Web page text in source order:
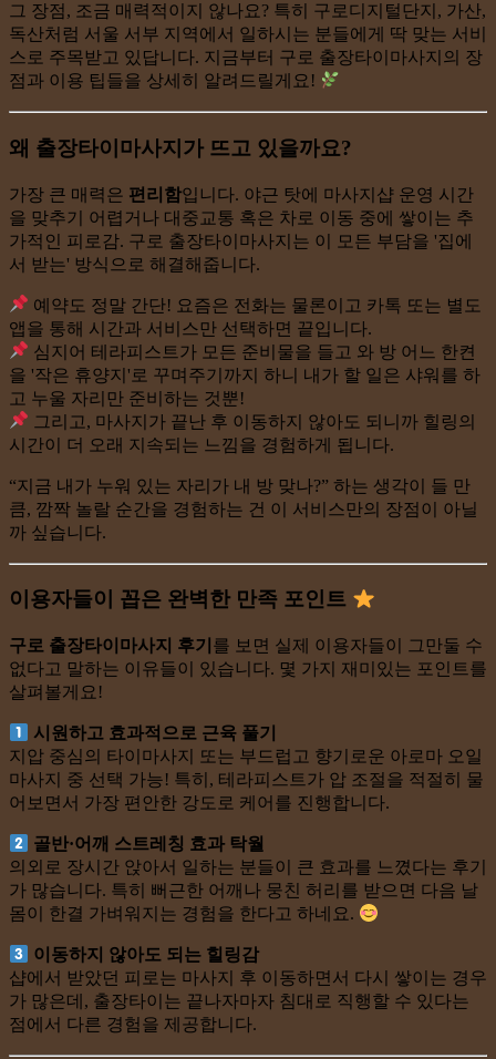
그 장점, 조금 매력적이지 않나요? 특히 구로디지털단지, 가산,
독산처럼 서울 서부 지역에서 일하시는 분들에게 딱 맞는 서비
스로 주목받고 있답니다. 지금부터 구로 출장타이마사지의 장
점과 이용 팁들을 상세히 알려드릴게요!
왜 출장타이마사지가 뜨고 있을까요?
가장 큰 매력은 편리함입니다. 야근 탓에 마사지샵 운영 시간
을 맞추기 어렵거나 대중교통 혹은 차로 이동 중에 쌓이는 추
가적인 피로감. 구로 출장타이마사지는 이 모든 부담을 '집에
서 받는' 방식으로 해결해줍니다.
예약도 정말 간단! 요즘은 전화는 물론이고 카톡 또는 별도
앱을 통해 시간과 서비스만 선택하면 끝입니다.
심지어 테라피스트가 모든 준비물을 들고 와 방 어느 한켠
을 '작은 휴양지'로 꾸며주기까지 하니 내가 할 일은 샤워를 하
고 누울 자리만 준비하는 것뿐!
그리고, 마사지가 끝난 후 이동하지 않아도 되니까 힐링의
시간이 더 오래 지속되는 느낌을 경험하게 됩니다.
“지금 내가 누워 있는 자리가 내 방 맞나?” 하는 생각이 들 만
큼, 깜짝 놀랄 순간을 경험하는 건 이 서비스만의 장점이 아닐
까 싶습니다.
이용자들이 꼽은 완벽한 만족 포인트
구로 출장타이마사지 후기 를 보면 실제 이용자들이 그만둘 수
없다고 말하는 이유들이 있습니다. 몇 가지 재미있는 포인트를
살펴볼게요!
시원하고 효과적으로 근육 풀기
지압 중심의 타이마사지 또는 부드럽고 향기로운 아로마 오일
마사지 중 선택 가능! 특히, 테라피스트가 압 조절을 적절히 물
어보면서 가장 편안한 강도로 케어를 진행합니다.
골반·어깨 스트레칭 효과 탁월
의외로 장시간 앉아서 일하는 분들이 큰 효과를 느꼈다는 후기
가 많습니다. 특히 뻐근한 어깨나 뭉친 허리를 받으면 다음 날
몸이 한결 가벼워지는 경험을 한다고 하네요.
이동하지 않아도 되는 힐링감
샵에서 받았던 피로는 마사지 후 이동하면서 다시 쌓이는 경우
가 많은데, 출장타이는 끝나자마자 침대로 직행할 수 있다는
점에서 다른 경험을 제공합니다.